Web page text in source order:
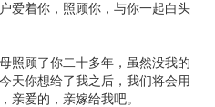
爱着你，照顾你，与你一起白头
顾了你二十多年，虽然没我的
天你想给了我之后，我们将会用
亲爱的，亲嫁给我吧。